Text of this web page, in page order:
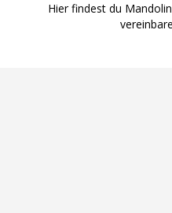
Hier findest du